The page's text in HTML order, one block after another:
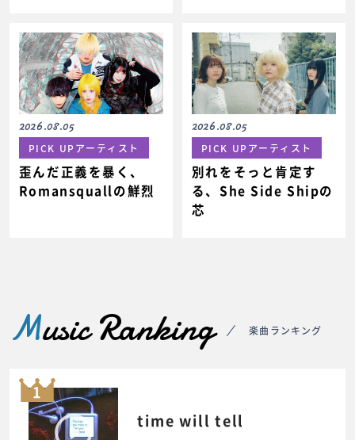
2026.08.05
PICK UPアーティスト
歪んだ正義を暴く、
Romansquallの鮮烈
2026.08.05
PICK UPアーティスト
別れをそっと肯定す
る、She Side Shipの
芯
Music Ranking 楽曲ランキング
1
time will tell